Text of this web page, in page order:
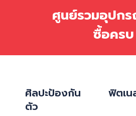
ศูนย์รวมอุปก
ซื้อคร
ศิลปะป้องกัน
ตัว
ฟิตเน